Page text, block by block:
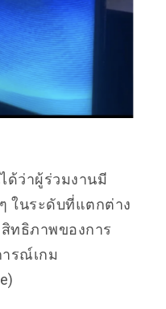
ด้ว่าผู้ร่วมงานมี
ในระดับที่แตกต่าง
ทธิภาพของการ
รณ์เกม